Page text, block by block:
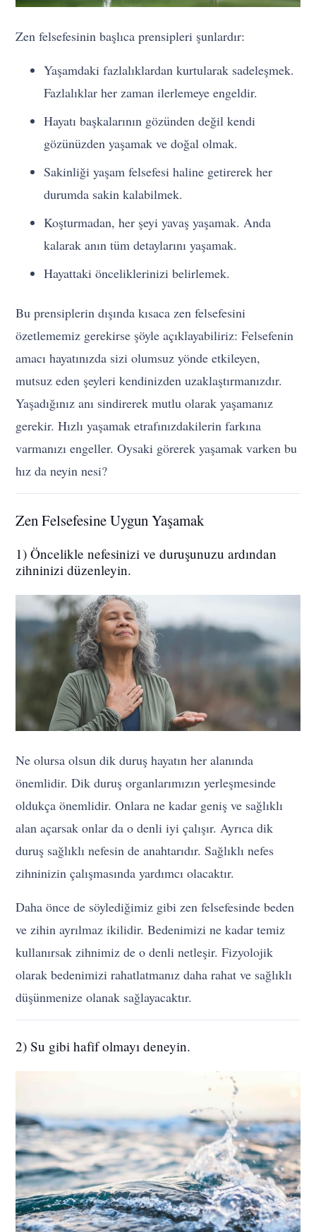
Zen felsefesinin başlıca prensipleri şunlardır:
Yaşamdaki fazlalıklardan kurtularak sadeleşmek.
Fazlalıklar her zaman ilerlemeye engeldir.
Hayatı başkalarının gözünden değil kendi
gözünüzden yaşamak ve doğal olmak.
Sakinliği yaşam felsefesi haline getirerek her
durumda sakin kalabilmek.
Koşturmadan, her şeyi yavaş yaşamak. Anda
kalarak anın tüm detaylarını yaşamak.
Hayattaki önceliklerinizi belirlemek.
Bu prensiplerin dışında kısaca zen felsefesini
özetlememiz gerekirse şöyle açıklayabiliriz: Felsefenin
amacı hayatınızda sizi olumsuz yönde etkileyen,
mutsuz eden şeyleri kendinizden uzaklaştırmanızdır.
Yaşadığınız anı sindirerek mutlu olarak yaşamanız
gerekir. Hızlı yaşamak etrafınızdakilerin farkına
varmanızı engeller. Oysaki görerek yaşamak varken bu
hız da neyin nesi?
Zen Felsefesine Uygun Yaşamak
1) Öncelikle nefesinizi ve duruşunuzu ardından
zihninizi düzenleyin.
Ne olursa olsun dik duruş hayatın her alanında
önemlidir. Dik duruş organlarımızın yerleşmesinde
oldukça önemlidir. Onlara ne kadar geniş ve sağlıklı
alan açarsak onlar da o denli iyi çalışır. Ayrıca dik
duruş sağlıklı nefesin de anahtarıdır. Sağlıklı nefes
zihninizin çalışmasında yardımcı olacaktır.
Daha önce de söylediğimiz gibi zen felsefesinde beden
ve zihin ayrılmaz ikilidir. Bedenimizi ne kadar temiz
kullanırsak zihnimiz de o denli netleşir. Fizyolojik
olarak bedenimizi rahatlatmanız daha rahat ve sağlıklı
düşünmenize olanak sağlayacaktır.
2) Su gibi hafif olmayı deneyin.